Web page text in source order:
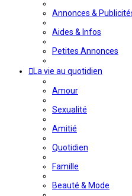
Annonces &
Aides & Infos
Petites Annonces
La vie au quotidien
Amour
Sexualité
Amitié
Quotidien
Famille
Beauté & Mode